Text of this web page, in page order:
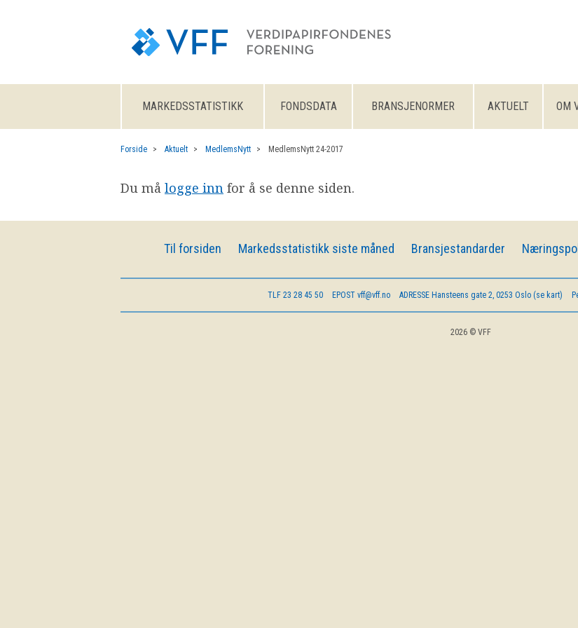
MARKEDSSTATISTIKK FONDSDATA BRANSJENORMER AKTUELT OM
Forside Aktuelt MedlemsNytt MedlemsNytt 24-2017
Du må logge inn for å se denne siden.
Til forsiden Markedsstatistikk siste måned Bransjestandarder
TLF 23 28 45 50 EPOST vff@vff.no ADRESSE Hansteens gate 2, 0253 Oslo (se kart)
2026 © VFF